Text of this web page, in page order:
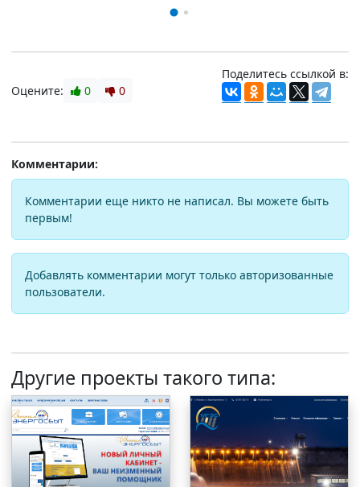
Оцените: 0 0
Поделитесь ссылкой в:
Комментарии:
Комментарии еще никто не написал. Вы можете быть
первым!
Добавлять комментарии могут только авторизованные
пользователи.
Другие проекты такого типа: